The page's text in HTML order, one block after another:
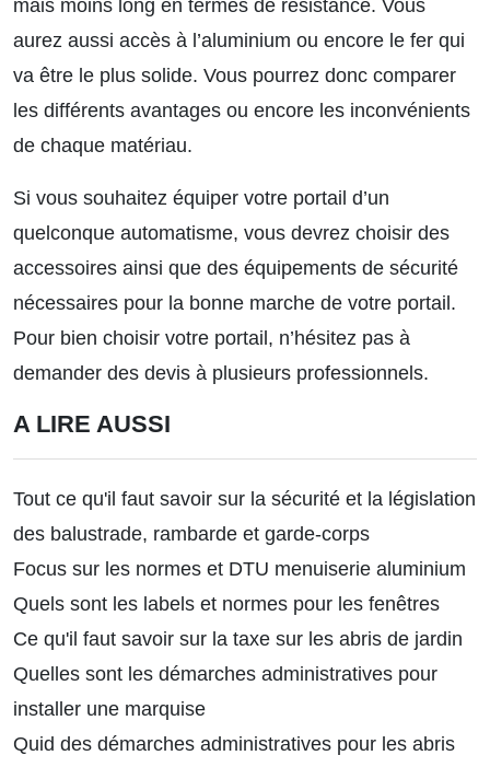
mais moins long en termes de résistance. Vous
aurez aussi accès à l’aluminium ou encore le fer qui
va être le plus solide. Vous pourrez donc comparer
les différents avantages ou encore les inconvénients
de chaque matériau.
Si vous souhaitez équiper votre portail d’un
quelconque automatisme, vous devrez choisir des
accessoires ainsi que des équipements de sécurité
nécessaires pour la bonne marche de votre portail.
Pour bien choisir votre portail, n’hésitez pas à
demander des devis à plusieurs professionnels.
A LIRE AUSSI
Tout ce qu'il faut savoir sur la sécurité et la législation
des balustrade, rambarde et garde-corps
Focus sur les normes et DTU menuiserie aluminium
Quels sont les labels et normes pour les fenêtres
Ce qu'il faut savoir sur la taxe sur les abris de jardin
Quelles sont les démarches administratives pour
installer une marquise
Quid des démarches administratives pour les abris